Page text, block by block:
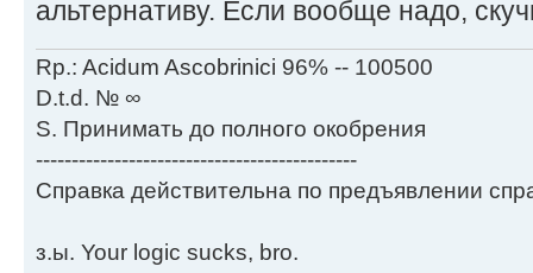
альтернативу. Если вообще надо,
Rp.: Acidum Ascobrinici 96% -- 100500
D.t.d. № ∞
S. Принимать до полного окобрения
---------------------------------------------
Справка действительна по предъявлении
з.ы. Your logic sucks, bro.